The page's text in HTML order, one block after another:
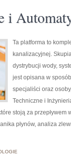
i
Ta platforma to
kanalizacyjnej.
dystrybucji wody,
jest opisana w
specjaliści oraz
Techniczne i
stoją za
płynów, analiza